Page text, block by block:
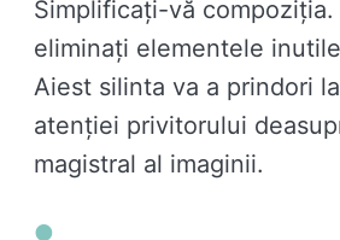
Simplificați-vă compoziția.
eliminați elementele
Aiest silinta va a prindori
atenției privitorului
magistral al imaginii.